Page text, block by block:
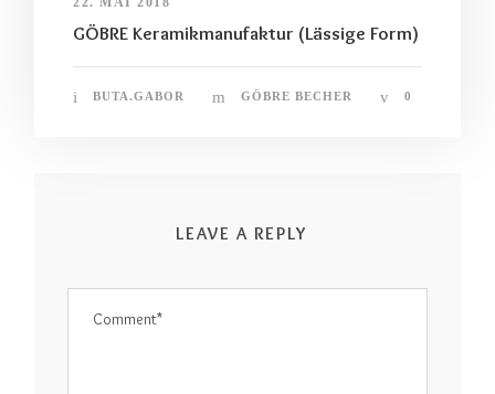
GÖBRE Keramikmanufaktur (Lässige Form)
BUTA.GABOR GÖBRE BECHER 0
LEAVE A REPLY